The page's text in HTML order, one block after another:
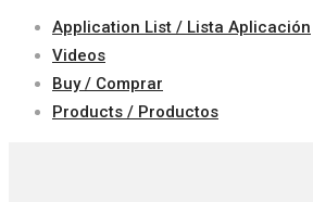
Application List / Lista Aplicación
Videos
Buy / Comprar
Products / Productos